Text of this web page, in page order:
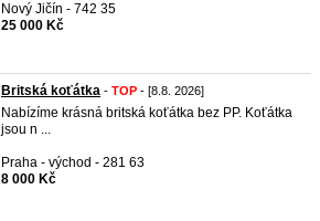
Nový Jičín - 742 35
25 000 Kč
Britská koťátka - TOP - [8.8. 2026]
Nabízíme krásná britská koťátka bez PP. Koťátka
jsou n ...
Praha - východ - 281 63
8 000 Kč